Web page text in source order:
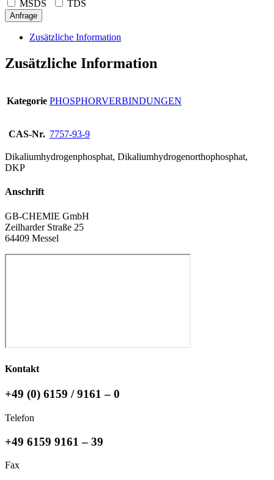
MSDS
TDS
Anfrage
Zusätzliche Information
Zusätzliche Information
Kategorie PHOSPHORVERBINDUNGEN
CAS-Nr. 7757-93-9
Dikaliumhydrogenphosphat, Dikaliumhydrogenorthophosphat,
DKP
Anschrift
GB-CHEMIE GmbH
Zeilharder Straße 25
64409 Messel
Kontakt
+49 (0) 6159 / 9161 – 0
Telefon
+49 6159 9161 – 39
Fax